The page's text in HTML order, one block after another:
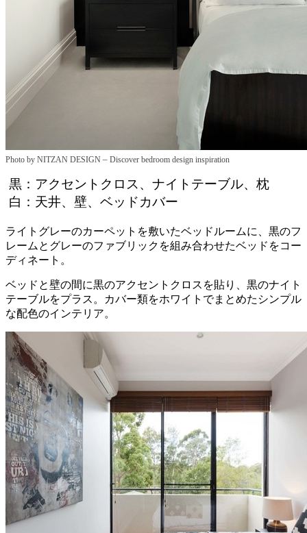
Photo by NITZAN DESIGN – Discover bedroom design inspiration
黒：アクセントクロス、ナイトテーブル、枕
白：天井、壁、ベッドカバー
ライトグレーのカーペットを敷いたベッドルームに、黒のフ
レームとグレーのファブリックを組み合わせたベッドをコー
ディネート。
ベッドと壁の間に黒のアクセントクロスを貼り、黒のナイト
テーブルをプラス。カバー類をホワイトでまとめたシンプル
な配色のインテリア。